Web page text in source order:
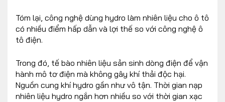
Tóm lại, công nghệ dùng hydro làm nhiên liệu cho ô tô
có nhiều điểm hấp dẫn và lợi thế so với công nghệ ô
tô điện.
Trong đó, tế bào nhiên liệu sản sinh dòng điện để vận
hành mô tơ điện mà không gây khí thải độc hại.
Nguồn cung khí hydro gần như vô tận. Thời gian nạp
nhiên liệu hydro ngắn hơn nhiều so với thời gian xạc